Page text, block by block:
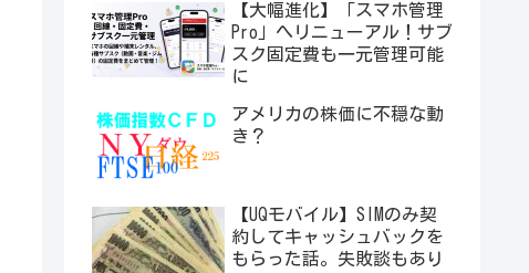
【大幅進化】「スマホ管理
Pro」へリニューアル！サブ
スク固定費も一元管理可能
に
アメリカの株価に不穏な動
き？
【UQモバイル】SIMのみ契
約してキャッシュバックを
もらった話。失敗談もあり